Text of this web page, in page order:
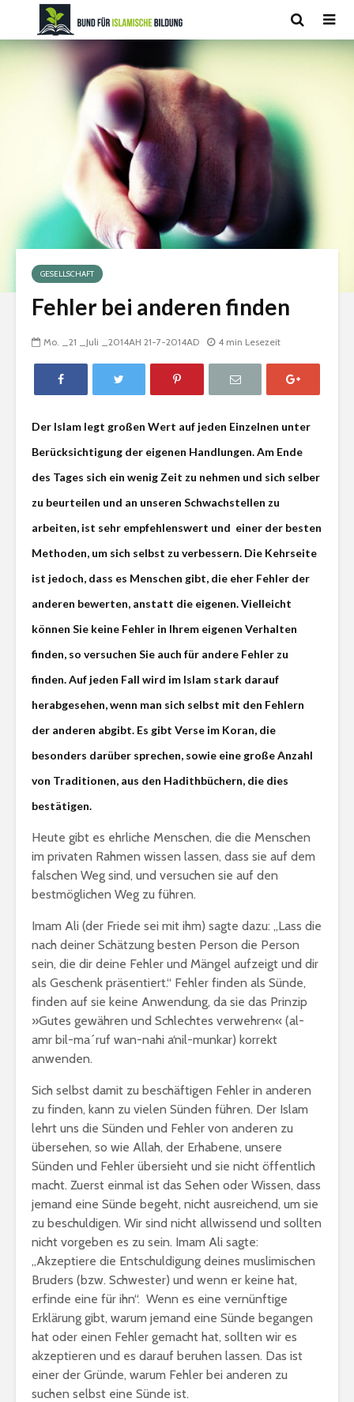
GESELLSCHAFT
Fehler bei anderen finden
Mo. _21 _Juli _2014AH 21-7-2014AD 4 min Lesezeit
Der Islam legt großen Wert auf jeden Einzelnen unter
Berücksichtigung der eigenen Handlungen. Am Ende
des Tages sich ein wenig Zeit zu nehmen und sich selber
zu beurteilen und an unseren Schwachstellen zu
arbeiten, ist sehr empfehlenswert und einer der besten
Methoden, um sich selbst zu verbessern. Die Kehrseite
ist jedoch, dass es Menschen gibt, die eher Fehler der
anderen bewerten, anstatt die eigenen. Vielleicht
können Sie keine Fehler in Ihrem eigenen Verhalten
finden, so versuchen Sie auch für andere Fehler zu
finden. Auf jeden Fall wird im Islam stark darauf
herabgesehen, wenn man sich selbst mit den Fehlern
der anderen abgibt. Es gibt Verse im Koran, die
besonders darüber sprechen, sowie eine große Anzahl
von Traditionen, aus den Hadithbüchern, die dies
bestätigen.
Heute gibt es ehrliche Menschen, die die Menschen
im privaten Rahmen wissen lassen, dass sie auf dem
falschen Weg sind, und versuchen sie auf den
bestmöglichen Weg zu führen.
Imam Ali (der Friede sei mit ihm) sagte dazu: „Lass die
nach deiner Schätzung besten Person die Person
sein, die dir deine Fehler und Mängel aufzeigt und dir
als Geschenk präsentiert.“ Fehler finden als Sünde,
finden auf sie keine Anwendung, da sie das Prinzip
»Gutes gewähren und Schlechtes verwehren« (al-
amr bil-ma´ruf wan-nahi a‘nil-munkar) korrekt
anwenden.
Sich selbst damit zu beschäftigen Fehler in anderen
zu finden, kann zu vielen Sünden führen. Der Islam
lehrt uns die Sünden und Fehler von anderen zu
übersehen, so wie Allah, der Erhabene, unsere
Sünden und Fehler übersieht und sie nicht öffentlich
macht. Zuerst einmal ist das Sehen oder Wissen, dass
jemand eine Sünde begeht, nicht ausreichend, um sie
zu beschuldigen. Wir sind nicht allwissend und sollten
nicht vorgeben es zu sein. Imam Ali sagte:
„Akzeptiere die Entschuldigung deines muslimischen
Bruders (bzw. Schwester) und wenn er keine hat,
erfinde eine für ihn“. Wenn es eine vernünftige
Erklärung gibt, warum jemand eine Sünde begangen
hat oder einen Fehler gemacht hat, sollten wir es
akzeptieren und es darauf beruhen lassen. Das ist
einer der Gründe, warum Fehler bei anderen zu
suchen selbst eine Sünde ist.
Gratulation: „Die
Muhammad“
Jahrekalender 2017
ein
aṣ-Ṣadr